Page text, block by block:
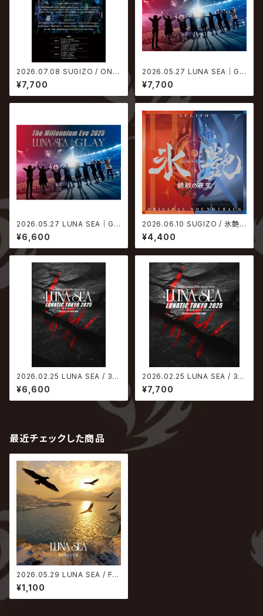
2026.07.08 SUGIZO / ONE
NESS M【生産限定アナログ盤】
¥7,700
2026.05.27 LUNA SEA｜GL
AY / The Millennium Eve 2
025 in Tokyo Dome【通常盤
Blu-ray】
¥7,700
2026.05.27 LUNA SEA｜GL
AY / The Millennium Eve 2
025 in Tokyo Dome【通常盤
DVD】
¥6,600
2026.06.10 SUGIZO / 氷艶 h
yoen 2025 -鏡紋の夜叉- オリ
ジナル・サウンドトラック
¥4,400
2026.02.25 LUNA SEA / 35t
h ANNIVERSARY TOUR ERA
TO ERA -THE FINAL EPISO
DE- LUNATIC TOKYO 2025
¥6,600
2026.02.25 LUNA SEA / 35t
h ANNIVERSARY TOUR ERA
TO ERA -THE FINAL EPISO
DE- LUNATIC TOKYO 2025
-黒服限定GIG-【Blu-ray】
¥7,700
最近チェックした商品
2026.05.29 LUNA SEA / FO
REVER
¥1,100